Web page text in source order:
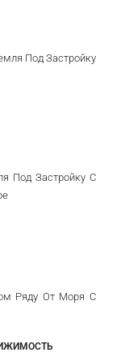
Под Застройку
Под Застройку С
Ряду От Моря С